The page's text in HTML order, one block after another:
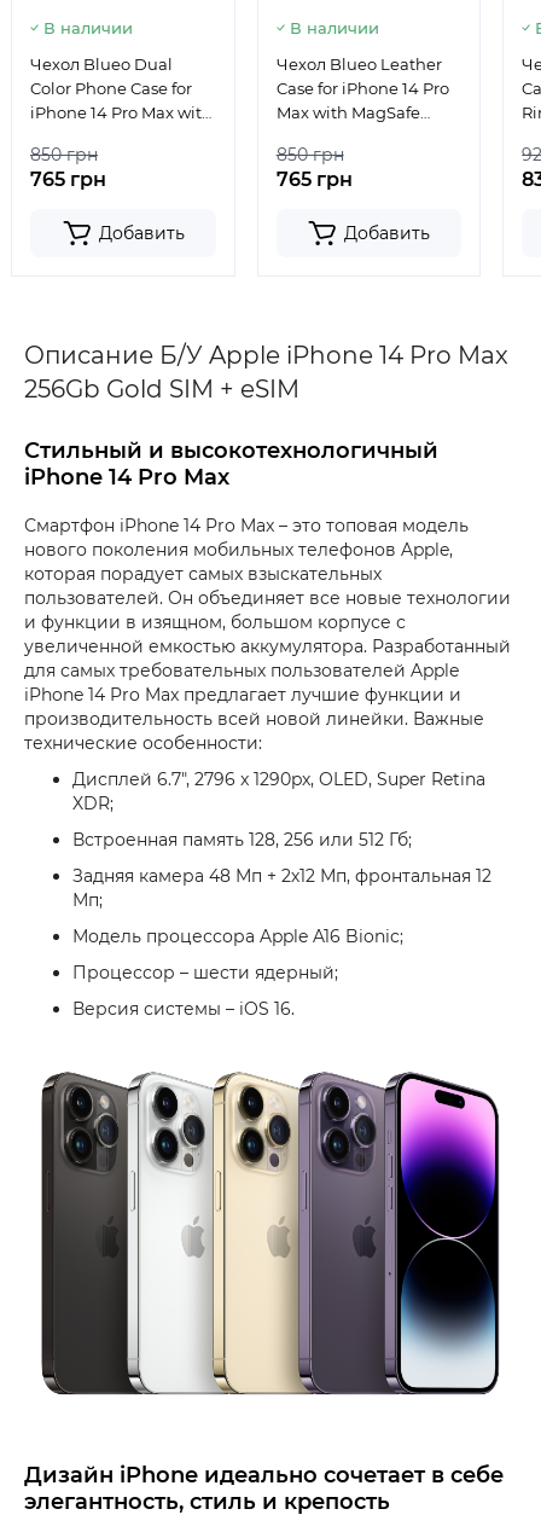
В наличии
Чехол Blueo Dual
Color Phone Case for
iPhone 14 Pro Max with
850 грн
765 грн
Добавить
В наличии
Чехол Blueo Leather
Case for iPhone 14 Pro
Max with MagSafe
850 грн
765 грн
Добавить
Описание Б/У Apple iPhone 14 Pro Max
256Gb Gold SIM + eSIM
Стильный и высокотехнологичный
iPhone 14 Pro Max
Смартфон iPhone 14 Pro Max – это топовая модель
нового поколения мобильных телефонов Apple,
которая порадует самых взыскательных
пользователей. Он объединяет все новые технологии
и функции в изящном, большом корпусе с
увеличенной емкостью аккумулятора. Разработанный
для самых требовательных пользователей Apple
iPhone 14 Pro Max предлагает лучшие функции и
производительность всей новой линейки. Важные
технические особенности:
Дисплей 6.7", 2796 x 1290px, OLED, Super Retina
XDR;
Встроенная память 128, 256 или 512 Гб;
Задняя камера 48 Мп + 2х12 Мп, фронтальная 12
Мп;
Модель процессора Apple A16 Bionic;
Процессор – шести ядерный;
Версия системы – iOS 16.
Дизайн iPhone идеально сочетает в себе
элегантность, стиль и крепость